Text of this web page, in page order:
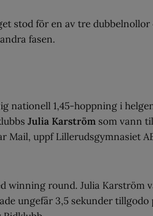
stod för en av tre
fasen.
nationell 1,45-hoppning i
Julia Karström som vann
Mail, uppf Lillerudsgymnasiet
winning round. Julia Karström
ungefär 3,5 sekunder tillgodo